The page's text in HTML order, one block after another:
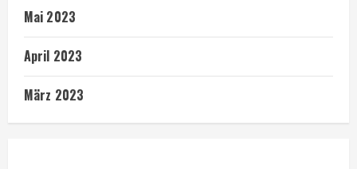
Mai 2023
April 2023
März 2023